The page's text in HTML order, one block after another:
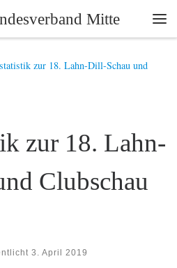
Mitte
zur 18. Lahn-Dill-Schau und
zur 18. Lahn-
Clubschau
3. April 2019